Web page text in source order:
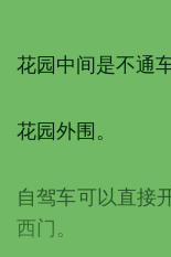
花园中间是不通
花园外围。
自驾车可以直接
西门。